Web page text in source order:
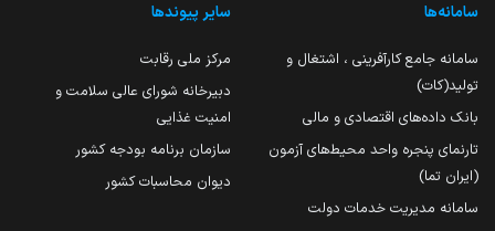
سامانه‌ها
سامانه جامع کارآفرینی ، اشتغال و
تولید(کات)
بانک داده‌های اقتصادی و مالی
تارنمای پنجره واحد محیط‌های آزمون
(ایران تما)
سامانه مدیریت خدمات دولت
سایر پیوندها
مرکز ملی رقابت
دبیرخانه شورای عالی سلامت و
امنیت غذایی
سازمان برنامه بودجه کشور
دیوان محاسبات کشور